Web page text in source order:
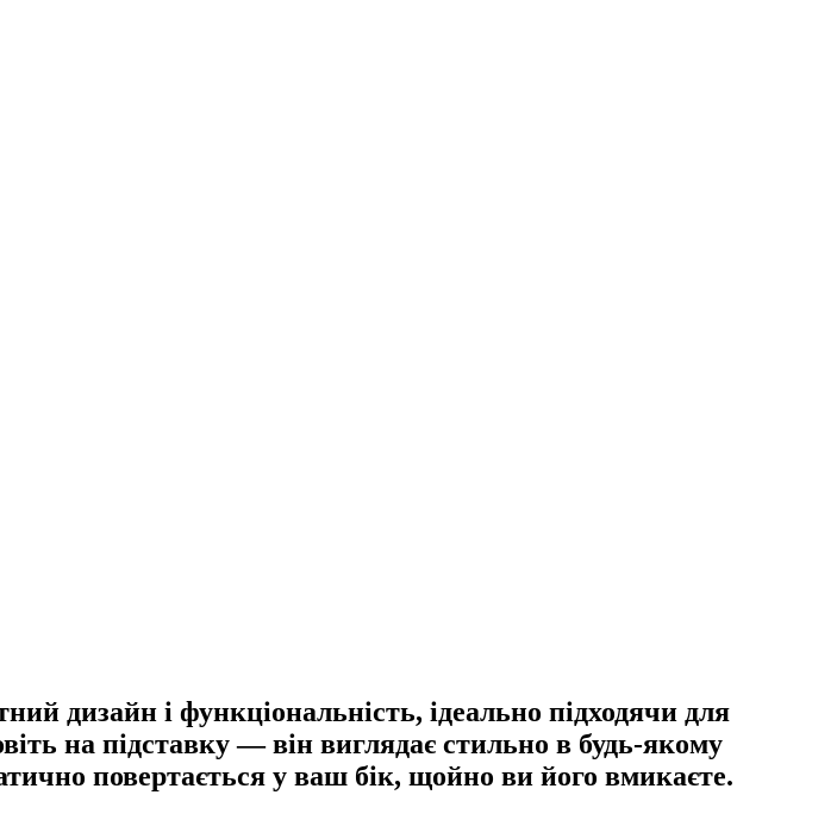
дизайн і функціональність, ідеально підходячи для
на підставку — він виглядає стильно в будь-якому
повертається у ваш бік, щойно ви його вмикаєте.